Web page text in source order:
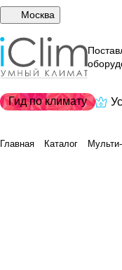
Москва
Гид по климату
Главная Каталог